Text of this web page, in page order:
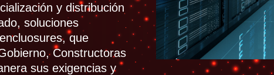
y distribución
soluciones
que
Constructoras
sus exigencias y